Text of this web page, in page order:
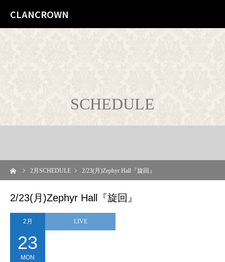
CLANCROWN
SCHEDULE
2月SCHEDULE 2/23(月)Zephyr Hall『旋回』
2/23(月)Zephyr Hall『旋回』
2月
23
MON
LIVE